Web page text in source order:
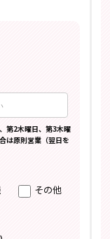
第2木曜日、第3木曜
は原則営業（翌日を
その他